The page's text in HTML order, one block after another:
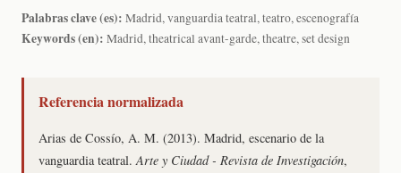
Palabras clave (es): Madrid, vanguardia teatral, teatro, escenografía
Keywords (en): Madrid, theatrical avant-garde, theatre, set design
Referencia normalizada
Arias de Cossío, A. M. (2013). Madrid, escenario de la
vanguardia teatral.Arte y Ciudad - Revista de Investigación,